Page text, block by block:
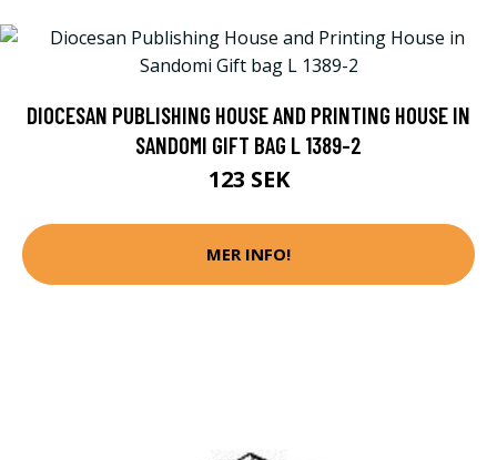
DIOCESAN PUBLISHING HOUSE AND PRINTING HOUSE IN
SANDOMI GIFT BAG L 1389-2
123 SEK
MER INFO!